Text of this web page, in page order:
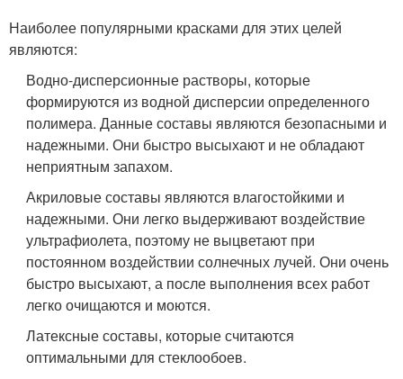
Наиболее популярными красками для этих целей
являются:
Водно-дисперсионные растворы, которые
формируются из водной дисперсии определенного
полимера. Данные составы являются безопасными и
надежными. Они быстро высыхают и не обладают
неприятным запахом.
Акриловые составы являются влагостойкими и
надежными. Они легко выдерживают воздействие
ультрафиолета, поэтому не выцветают при
постоянном воздействии солнечных лучей. Они очень
быстро высыхают, а после выполнения всех работ
легко очищаются и моются.
Латексные составы, которые считаются
оптимальными для стеклообоев.